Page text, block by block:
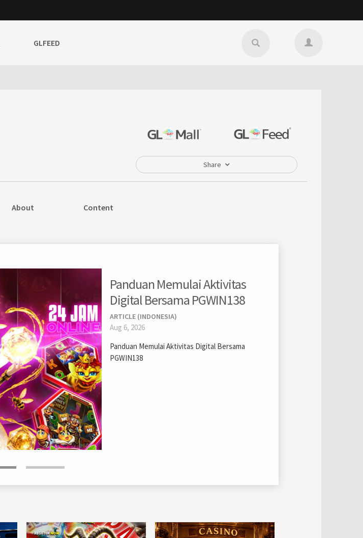
GLFEED
Share
About Content
Panduan Memulai Aktivitas
Digital Bersama PGWIN138
ARTICLE (INDONESIA)
Aug 6, 2026
Panduan Memulai Aktivitas Digital Bersama
PGWIN138